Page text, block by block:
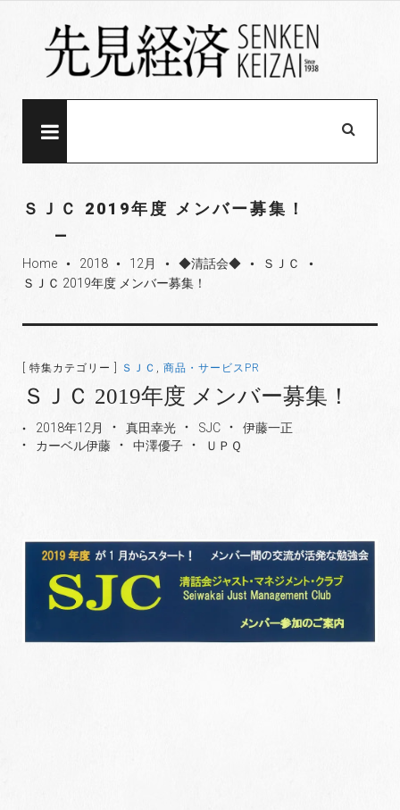
ＳＪＣ 2019年度 メンバー募集！
Home fiber_manual_record 2018 fiber_manual_record 12月 fiber_manual_record ◆清話会◆ fiber_manual_record ＳＪＣ fiber_manual_record
ＳＪＣ 2019年度 メンバー募集！
[ 特集カテゴリー ] ＳＪＣ 商品・サービスPR
ＳＪＣ 2019年度 メンバー募集！
2018年12月 真田幸光 SJC
伊藤一正
カーベル伊藤
中澤優子 ＵＰＱ